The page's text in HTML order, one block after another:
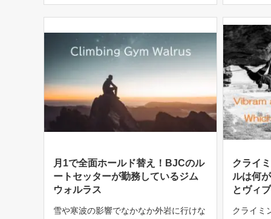
め、一 […]
れが […]
月1で全面ホールド替え！BJCのル
ートセッターが勤務しているジム
ウォルラス
雪や寒波の影響でなかなか外岩に行けな
クライ
ルは何
とヴィ
クライミ